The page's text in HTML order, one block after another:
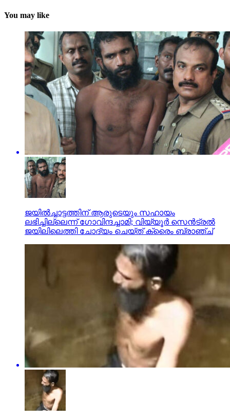
You may like
ജയില്‍ച്ചാട്ടത്തിന് ആരുടെയും സഹായം
ലഭിച്ചില്ലെന്ന് ഗോവിന്ദച്ചാമി; വിയ്യൂര്‍ സെന്‍ട്രല്‍
ജയിലിലെത്തി ചോദ്യം ചെയ്ത് ക്രൈം ബ്രാഞ്ച്